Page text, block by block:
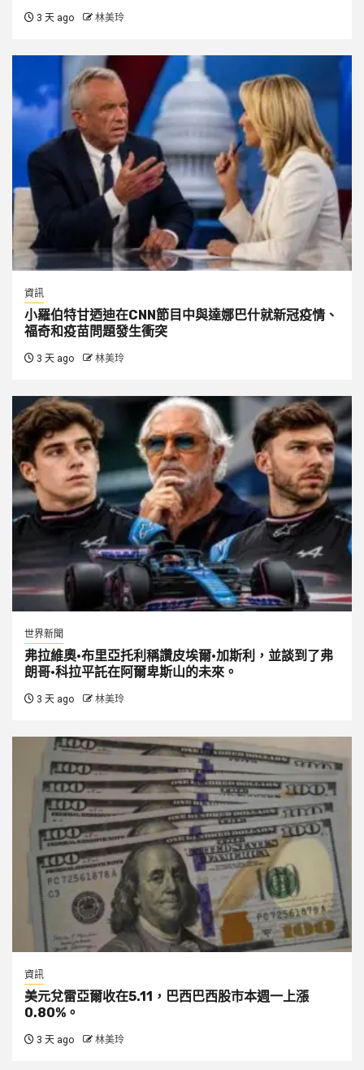
3 天 ago 林美玲
資訊
小羅伯特甘迺迪在CNN節目中與達娜巴什就新冠疫情、
福奇和疫苗問題發生衝突
3 天 ago 林美玲
世界新聞
弗拉維奧·布里亞托利稱讚皮埃爾·加斯利，並談到了弗
朗哥·科拉平託在阿爾卑斯山的未來。
3 天 ago 林美玲
資訊
美元兌雷亞爾收在5.11，巴西巴西股市本週一上漲
0.80%。
3 天 ago 林美玲